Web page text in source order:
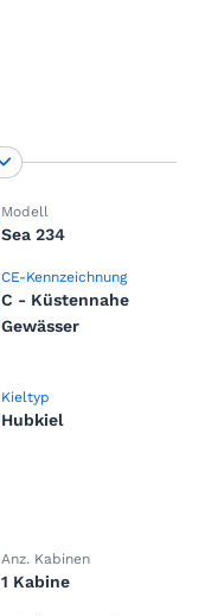
Modell
Sea 234
CE-Kennzeichnung
C - Küstennahe
Gewässer
Kieltyp
Hubkiel
Anz. Kabinen
1 Kabine